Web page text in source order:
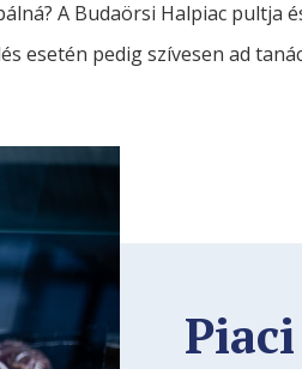
A Budaörsi Halpiac pultja
esetén pedig szívesen ad